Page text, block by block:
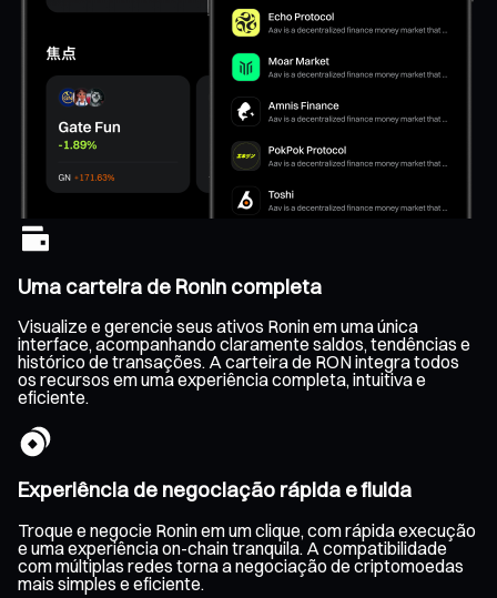
Uma carteira de Ronin completa
Visualize e gerencie seus ativos Ronin em uma única
interface, acompanhando claramente saldos, tendências e
histórico de transações. A carteira de RON integra todos
os recursos em uma experiência completa, intuitiva e
eficiente.
Experiência de negociação rápida e fluida
Troque e negocie Ronin em um clique, com rápida execução
e uma experiência on-chain tranquila. A compatibilidade
com múltiplas redes torna a negociação de criptomoedas
mais simples e eficiente.